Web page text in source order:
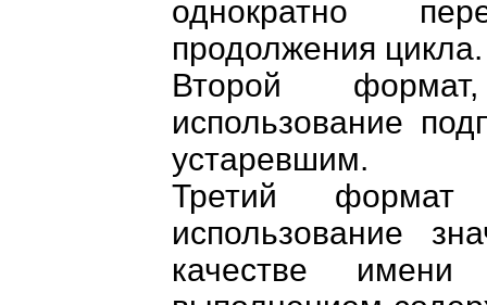
однократно
продолжения цикла.
Второй
использование
устаревшим.
Третий формат
использование
качестве